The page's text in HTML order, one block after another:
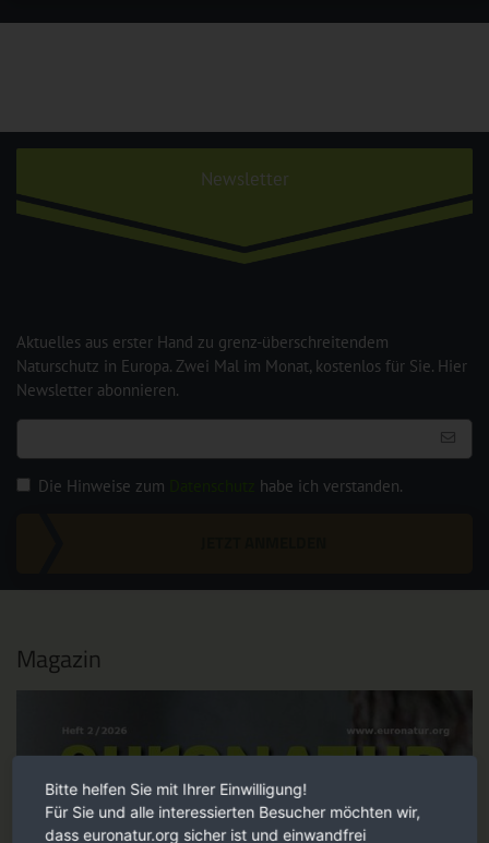
Newsletter
Aktuelles aus erster Hand zu grenz-überschreitendem
Naturschutz in Europa. Zwei Mal im Monat, kostenlos für Sie. Hier
Newsletter abonnieren.
Die Hinweise zum habe ich verstanden.
Magazin
Bitte helfen Sie mit Ihrer Einwilligung!
Für Sie und alle interessierten Besucher möchten wir,
dass euronatur.org sicher ist und einwandfrei